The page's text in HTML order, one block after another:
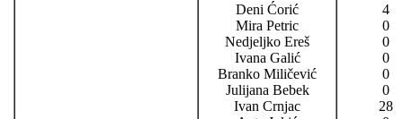
Deni Ćorić
Mira Petric
Nedjeljko Ereš
Ivana Galić
Branko Miličević
Julijana Bebek
Ivan Crnjac
4
0
0
0
0
0
28